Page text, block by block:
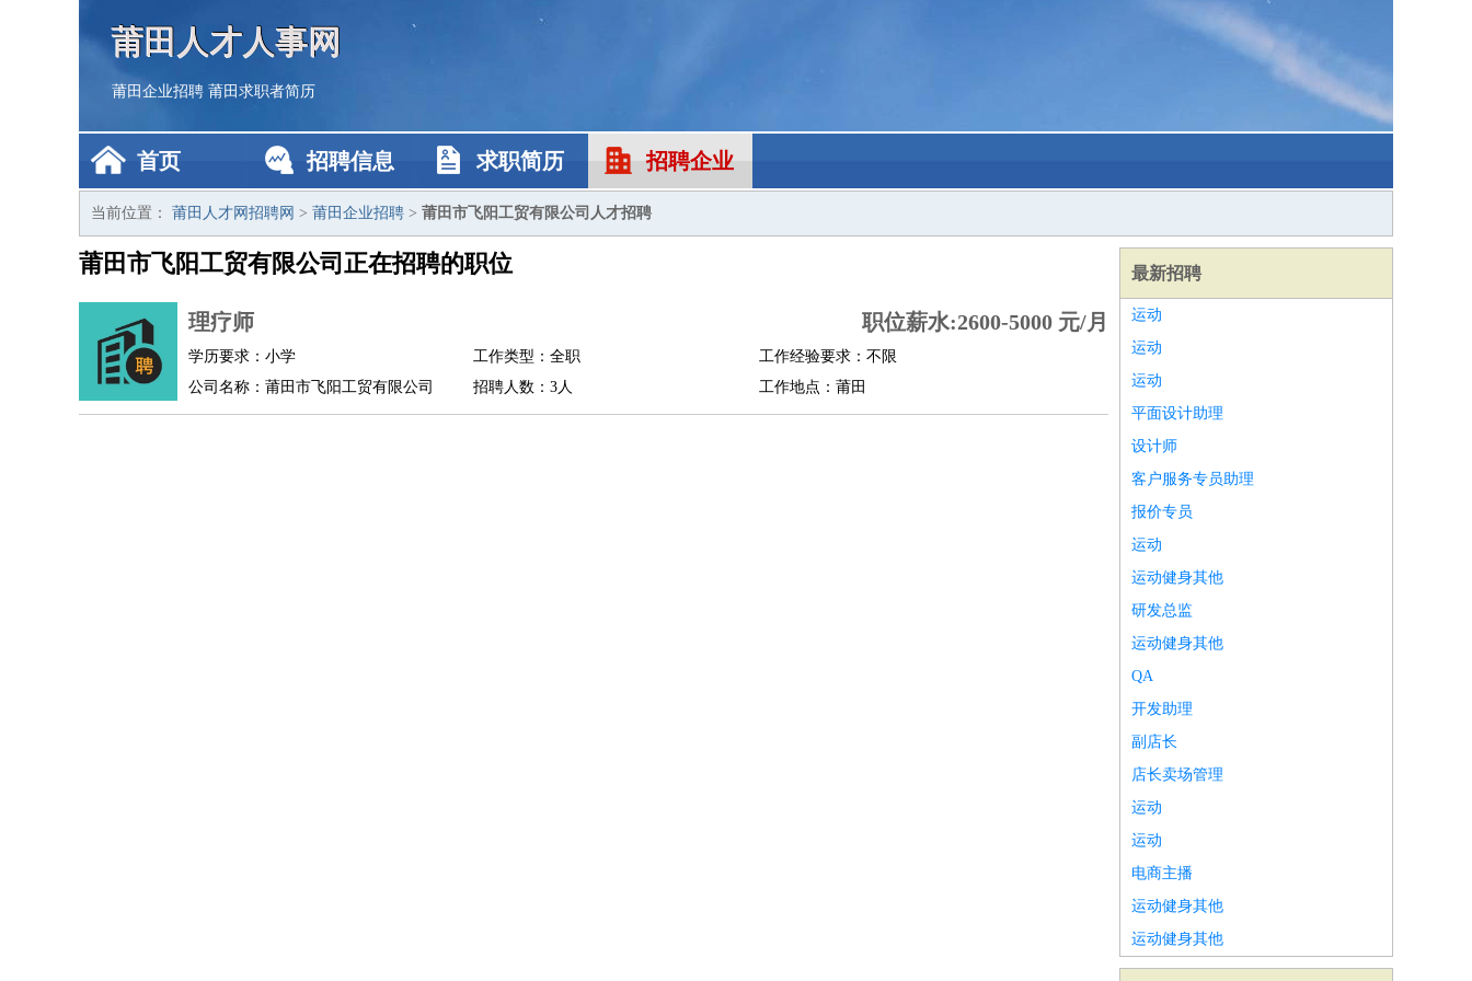
莆田人才人事网
莆田企业招聘 莆田求职者简历
首页 招聘信息 求职简历 招聘企业
当前位置： 莆田人才网招聘网 > 莆田企业招聘 > 莆田市飞阳工贸有限公司人才招聘
莆田市飞阳工贸有限公司正在招聘的职位
理疗师 职位薪水:2600-5000 元/月
学历要求：小学 工作类型：全职
工作经验要求：不限
公司名称：莆田市飞阳工贸有限公司
招聘人数：3人 工作地点：莆田
最新招聘
运动
运动
运动
平面设计助理
设计师
客户服务专员助理
报价专员
运动
运动健身其他
研发总监
运动健身其他
QA
开发助理
副店长
店长卖场管理
运动
运动
电商主播
运动健身其他
运动健身其他